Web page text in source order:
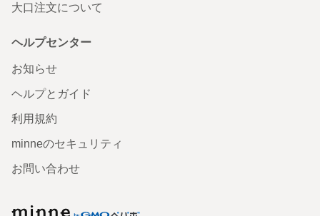
大口注文について
ヘルプセンター
お知らせ
ヘルプとガイド
利用規約
minneのセキュリティ
お問い合わせ